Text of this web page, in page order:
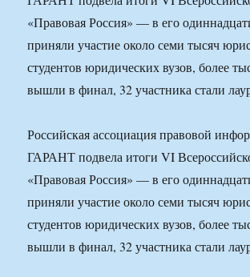
«Правовая Россия» — в его
приняли участие около семи тысяч
студентов юридических вузов, более
вышли в финал, 32 участника стали
Российская ассоциация правовой
ГАРАНТ подвела итоги VI
«Правовая Россия» — в его
приняли участие около семи тысяч
студентов юридических вузов, более
вышли в финал, 32 участника стали